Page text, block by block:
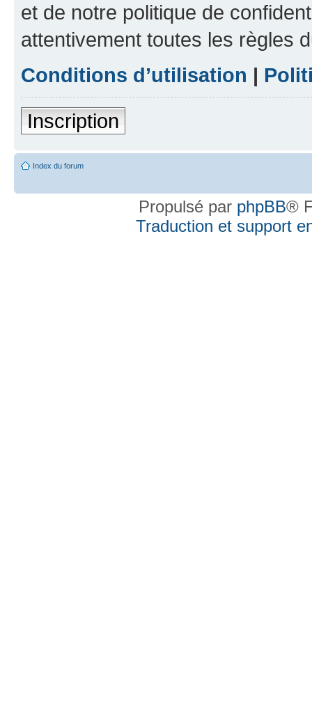
et de notre politique de
attentivement toutes les règles
Conditions d’utilisation |
Inscription
Index du forum
Propulsé par phpBB®
Traduction et support